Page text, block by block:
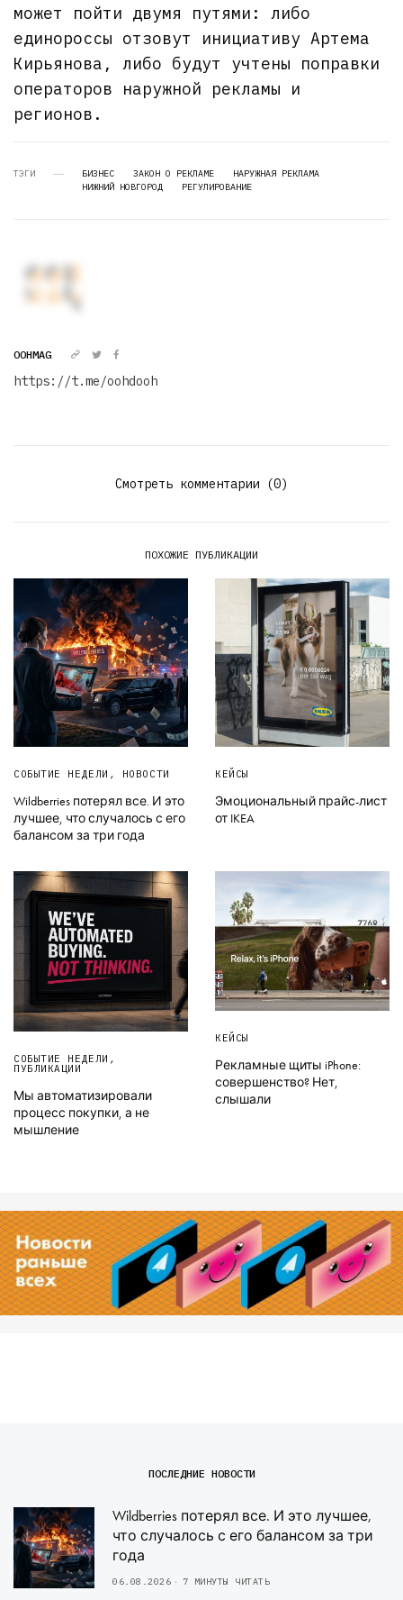
может пойти двумя путями: либо
единороссы отзовут инициативу Артема
Кирьянова, либо будут учтены поправки
операторов наружной рекламы и
регионов.
ТЭГИ БИЗНЕС ЗАКОН О РЕКЛАМЕ
НАРУЖНАЯ РЕКЛАМА
НИЖНИЙ НОВГОРОД
РЕГУЛИРОВАНИЕ
OOHMAG
https://t.me/oohdooh
Смотреть комментарии (0)
ПОХОЖИЕ ПУБЛИКАЦИИ
СОБЫТИЕ НЕДЕЛИ , НОВОСТИ
Wildberries потерял все. И это
лучшее, что случалось с его
балансом за три года
КЕЙСЫ
Эмоциональный прайс-лист
от IKEA
СОБЫТИЕ НЕДЕЛИ ,
ПУБЛИКАЦИИ
Мы автоматизировали
процесс покупки, а не
мышление
КЕЙСЫ
Рекламные щиты iPhone:
совершенство? Нет,
слышали
ПОСЛЕДНИЕ НОВОСТИ
Wildberries потерял все. И это лучшее,
что случалось с его балансом за три
года
06.08.2026 7 МИНУТЫ ЧИТАТЬ